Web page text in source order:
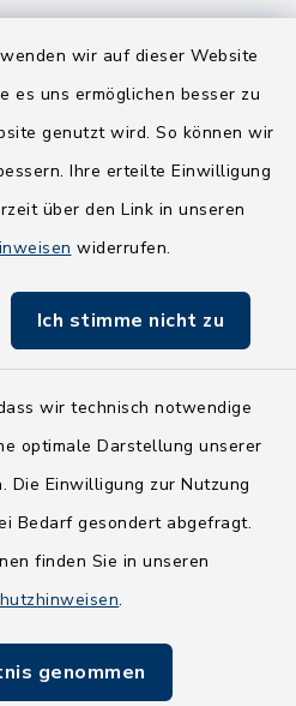
wir auf dieser Website
es uns ermöglichen besser zu
genutzt wird. So können wir
Ihre erteilte Einwilligung
über den Link in unseren
widerrufen.
Ich stimme nicht zu
wir technisch notwendige
optimale Darstellung unserer
Die Einwilligung zur Nutzung
Bedarf gesondert abgefragt.
finden Sie in unseren
.
genommen
2026